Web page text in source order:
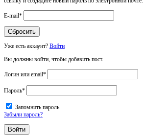
E-mail*
Уже есть аккаунт? Войти
Вы должны войти, чтобы добавить пост.
Логин или email*
Пароль*
Запомнить пароль
Забыли пароль?